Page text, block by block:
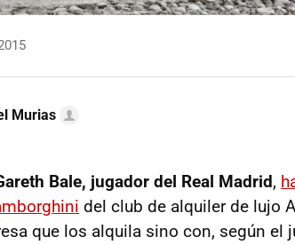
Murias
Bale, jugador del Real Madrid,
del club de alquiler de lujo
que los alquila sino con, según el